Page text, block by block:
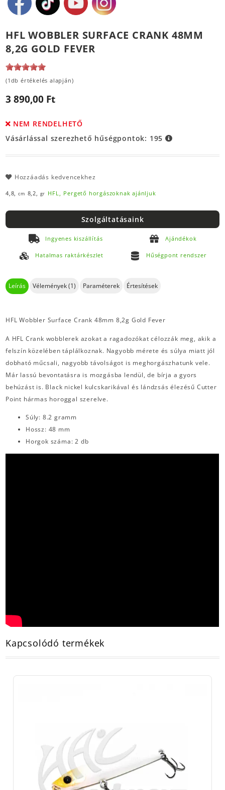
HFL WOBBLER SURFACE CRANK 48MM
8,2G GOLD FEVER
(1db értékelés alapján)
3 890,00 Ft
NEM RENDELHETŐ
Vásárlással szerezhető hűségpontok: 195
Hozzáadás kedvencekhez
4,8, cm 8,2, gr HFL, Pergető horgászoknak ajánljuk
Szolgáltatásaink
Ingyenes kiszállítás Ajándékok
Hatalmas raktárkészlet Hűségpont rendszer
Leírás Vélemények (1) Paraméterek Értesítések
HFL Wobbler Surface Crank 48mm 8,2g Gold Fever
A HFL Crank wobblerek azokat a ragadozókat célozzák meg, akik a
felszín közelében táplálkoznak. Nagyobb mérete és súlya miatt jól
dobható műcsali, nagyobb távolságot is meghorgászhatunk vele.
Már lassú bevontatásra is mozgásba lendül, de bírja a gyors
behúzást is. Black nickel kulcskarikával és lándzsás élezésű Cutter
Point hármas horoggal szerelve.
Súly: 8.2 gramm
Hossz: 48 mm
Horgok száma: 2 db
Kapcsolódó termékek